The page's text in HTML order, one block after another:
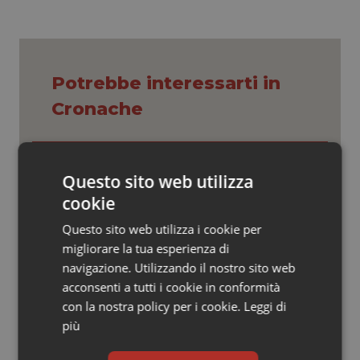
Veneto
Oncoematologia
Oncologia & Nutrizione
Quotidiano Chirurgia
Quotidiano Oncologia
Quotidiano Pediatria
Rene & patologie urogenitali
Potrebbe interessarti in
Cronache
dell’ondata: il 7 agosto restano 26
città da bollino rosso, l’8 scendono a
21
Consip, al via la prima gara dedicata
alla salute della mammella: accordo
quadro da 48 milioni per tecnologie e
Breast Unit
AI Act, in vigore gli obblighi di
Questo sito web utilizza
cookie
Questo sito web utilizza i cookie per
migliorare la tua esperienza di
navigazione. Utilizzando il nostro sito web
acconsenti a tutti i cookie in conformità
con la nostra policy per i cookie. Leggi di
più